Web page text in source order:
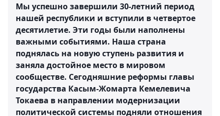
Мы успешно завершили 30-летний период
нашей республики и вступили в четвертое
десятилетие. Эти годы были наполнены
важными событиями. Наша страна
поднялась на новую ступень развития и
заняла достойное место в мировом
сообществе. Сегодняшние реформы главы
государства Касым-Жомарта Кемелевича
Токаева в направлении модернизации
политической системы подняли отношения